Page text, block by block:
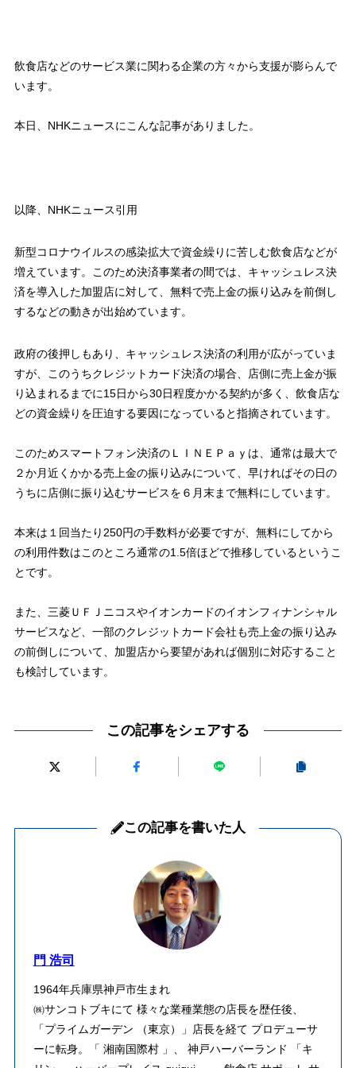
飲食店などのサービス業に関わる企業の方々から支援が膨らんで
います。
本日、NHKニュースにこんな記事がありました。
以降、NHKニュース引用
新型コロナウイルスの感染拡大で資金繰りに苦しむ飲食店などが
増えています。このため決済事業者の間では、キャッシュレス決
済を導入した加盟店に対して、無料で売上金の振り込みを前倒し
するなどの動きが出始めています。
政府の後押しもあり、キャッシュレス決済の利用が広がっていま
すが、このうちクレジットカード決済の場合、店側に売上金が振
り込まれるまでに15日から30日程度かかる契約が多く、飲食店な
どの資金繰りを圧迫する要因になっていると指摘されています。
このためスマートフォン決済のＬＩＮＥＰａｙは、通常は最大で
２か月近くかかる売上金の振り込みについて、早ければその日の
うちに店側に振り込むサービスを６月末まで無料にしています。
本来は１回当たり250円の手数料が必要ですが、無料にしてから
の利用件数はこのところ通常の1.5倍ほどで推移しているというこ
とです。
また、三菱ＵＦＪニコスやイオンカードのイオンフィナンシャル
サービスなど、一部のクレジットカード会社も売上金の振り込み
の前倒しについて、加盟店から要望があれば個別に対応すること
も検討しています。
この記事をシェアする
この記事を書いた人
門 浩司
1964年兵庫県神戸市生まれ
㈱サンコトブキにて 様々な業種業態の店長を歴任後、
「プライムガーデン （東京）」店長を経て プロデューサ
ーに転身。「 湘南国際村 」、 神戸ハーバーランド 「キ